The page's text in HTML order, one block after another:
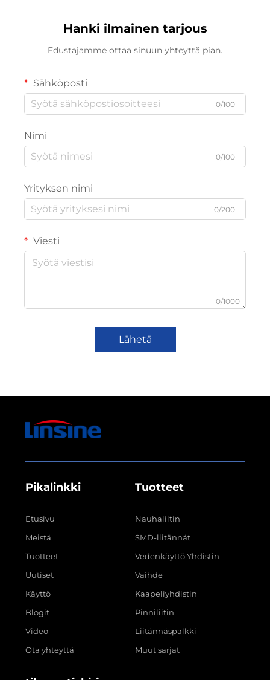
Hanki ilmainen tarjous
Edustajamme ottaa sinuun yhteyttä pian.
Sähköposti
0/100
Nimi
0/100
Yrityksen nimi
0/200
Viesti
0/1000
Lähetä
Pikalinkki
Etusivu
Meistä
Tuotteet
Uutiset
Käyttö
Blogit
Video
Ota yhteyttä
Tuotteet
Nauhaliitin
SMD-liitännät
Vedenkäyttö Yhdistin
Vaihde
Kaapeliyhdistin
Pinniliitin
Liitännäspalkki
Muut sarjat